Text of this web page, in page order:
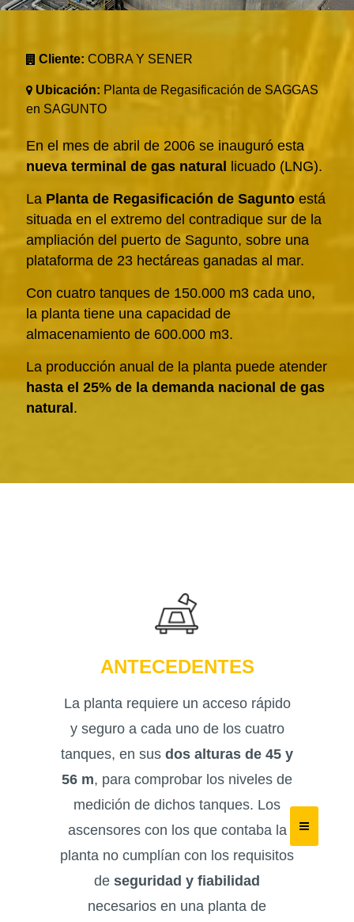
Cliente: COBRA Y SENER
Ubicación: Planta de Regasificación de SAGGAS
en SAGUNTO
En el mes de abril de 2006 se inauguró esta
nueva terminal de gas natural licuado (LNG).
La Planta de Regasificación de Sagunto está
situada en el extremo del contradique sur de la
ampliación del puerto de Sagunto, sobre una
plataforma de 23 hectáreas ganadas al mar.
Con cuatro tanques de 150.000 m3 cada uno,
la planta tiene una capacidad de
almacenamiento de 600.000 m3.
La producción anual de la planta puede atender
hasta el 25% de la demanda nacional de gas
natural.
ANTECEDENTES
La planta requiere un acceso rápido
y seguro a cada uno de los cuatro
tanques, en sus dos alturas de 45 y
56 m, para comprobar los niveles de
medición de dichos tanques. Los
ascensores con los que contaba la
planta no cumplían con los requisitos
de seguridad y fiabilidad
necesarios en una planta de